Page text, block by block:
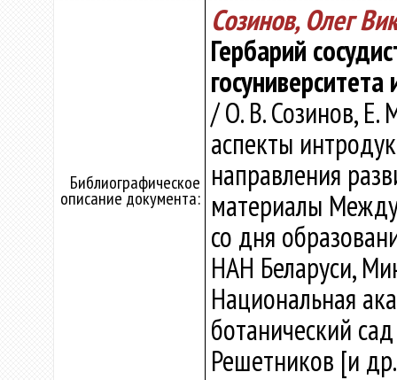
Библиографическое
описание документа:
Созинов, Олег
Гербарий
/ О. В. Созинов, Е.
аспекты
направления
материалы
со дня
НАН Беларуси,
Национальная
ботанический
Решетников [и